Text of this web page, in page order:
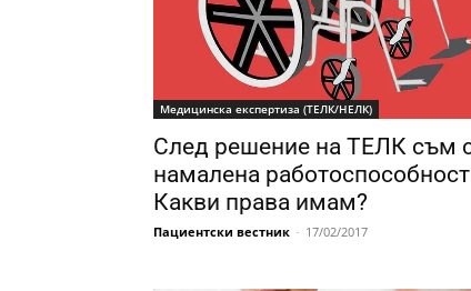
Медицинска експертиза (ТЕЛК/НЕЛК)
След решение на ТЕЛК съм
намалена
Какви права имам?
Пациентски вестник - 17/02/2017